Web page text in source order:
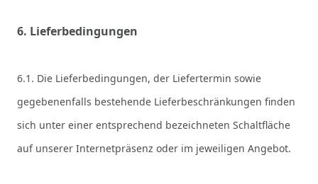
6. Lieferbedingungen
6.1. Die Lieferbedingungen, der Liefertermin sowie
gegebenenfalls bestehende Lieferbeschränkungen finden
sich unter einer entsprechend bezeichneten Schaltfläche
auf unserer Internetpräsenz oder im jeweiligen Angebot.